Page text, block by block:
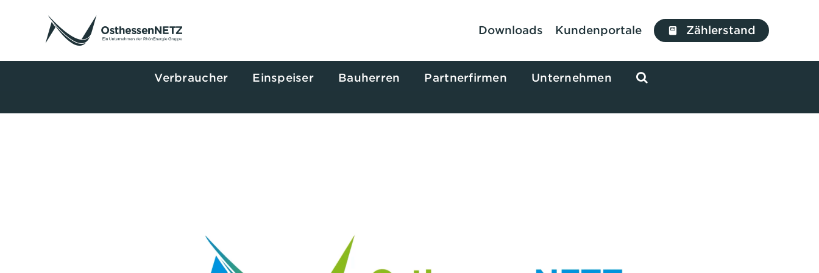
springen
Downloads Kundenportale Zählerstand
Verbraucher Einspeiser Bauherren Partnerfirmen Unternehmen